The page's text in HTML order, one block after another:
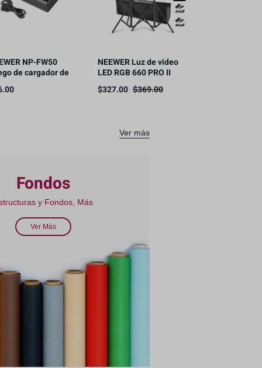
NP-FW50
de cargador de
para SONY
NP-FW50
NEEWER Luz de video
LED RGB 660 PRO II
mejorada con control
de aplicación
$369.00
$327.00
Ver más
Fondos
y Fondos, Más
Ver Más